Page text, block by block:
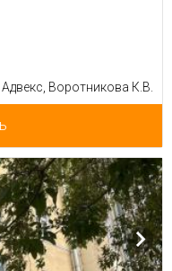
Адвекс, Воротникова К.В.